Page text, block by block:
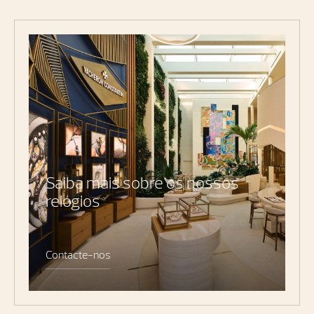
Saiba mais sobre os nossos
relógios
Contacte-nos